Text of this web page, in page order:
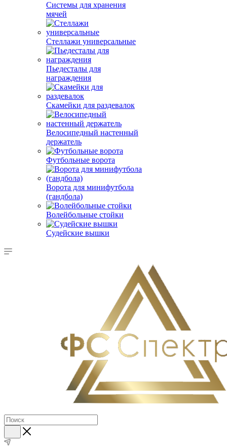
Системы для хранения
мячей
Стеллажи универсальные
Пьедесталы для
награждения
Скамейки для раздевалок
Велосипедный настенный
держатель
Футбольные ворота
Ворота для минифутбола
(гандбола)
Волейбольные стойки
Судейские вышки